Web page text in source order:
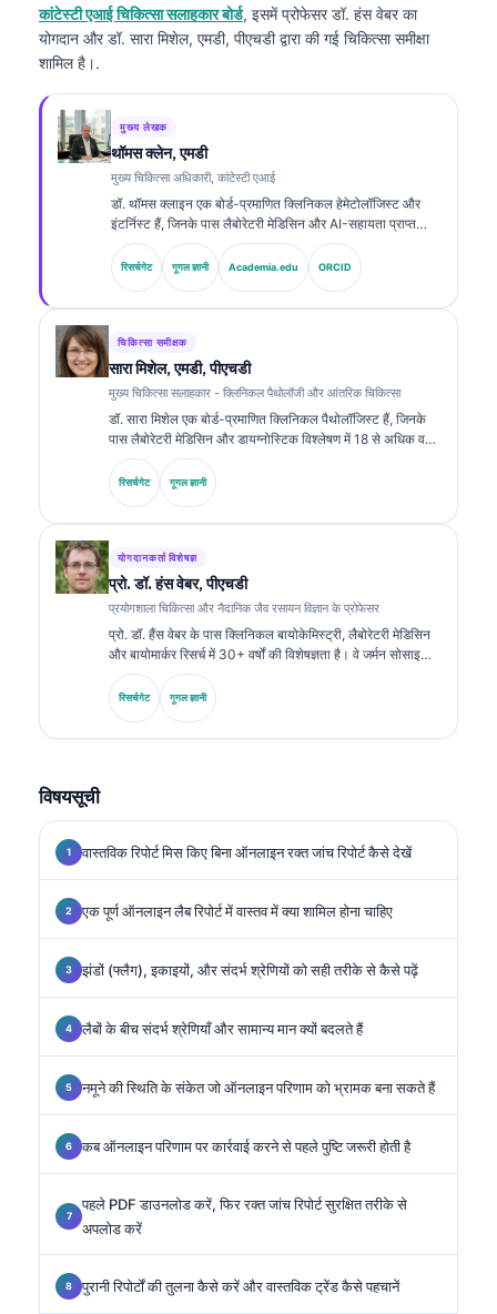
कांटेस्टी एआई चिकित्सा सलाहकार बोर्ड, इसमें प्रोफेसर डॉ. हंस वेबर का
योगदान और डॉ. सारा मिशेल, एमडी, पीएचडी द्वारा की गई चिकित्सा समीक्षा
शामिल है।.
मुख्य लेखक
थॉमस क्लेन, एमडी
मुख्य चिकित्सा अधिकारी, कांटेस्टी एआई
डॉ. थॉमस क्लाइन एक बोर्ड-प्रमाणित क्लिनिकल हेमेटोलॉजिस्ट और
इंटर्निस्ट हैं, जिनके पास लैबोरेटरी मेडिसिन और AI-सहायता प्राप्त
क्लिनिकल विश्लेषण में 15 से अधिक वर्षों का अनुभव है। Kantesti AI
में मुख्य चिकित्सा अधिकारी के रूप में, वे स्वामित्व वाले न्यूरल नेटवर्क की
चिकित्सा सटीकता पर क्लिनिकल पर्यवेक्षण प्रदान करते हैं। डॉ. क्लाइन
रिसर्चगेट गूगल ज्ञानी Academia.edu ORCID
चिकित्सा समीक्षक
सारा मिशेल, एमडी, पीएचडी
मुख्य चिकित्सा सलाहकार - क्लिनिकल पैथोलॉजी और आंतरिक चिकित्सा
डॉ. सारा मिशेल एक बोर्ड-प्रमाणित क्लिनिकल पैथोलॉजिस्ट हैं, जिनके
पास लैबोरेटरी मेडिसिन और डायग्नोस्टिक विश्लेषण में 18 से अधिक वर्षों
का अनुभव है। उनके पास क्लिनिकल केमिस्ट्री में विशेष प्रमाणपत्र हैं
और उन्होंने क्लिनिकल प्रैक्टिस में बायोमार्कर पैनल तथा लैबोरेटरी
विश्लेषण पर व्यापक रूप से प्रकाशन किया है।.
रिसर्चगेट गूगल ज्ञानी
योगदानकर्ता विशेषज्ञ
प्रो. डॉ. हंस वेबर, पीएचडी
प्रयोगशाला चिकित्सा और नैदानिक जैव रसायन विज्ञान के प्रोफेसर
प्रो. डॉ. हैंस वेबर के पास क्लिनिकल बायोकेमिस्ट्री, लैबोरेटरी मेडिसिन
और बायोमार्कर रिसर्च में 30+ वर्षों की विशेषज्ञता है। वे जर्मन सोसाइटी
फॉर क्लिनिकल केमिस्ट्री के पूर्व अध्यक्ष रहे हैं। वे डायग्नोस्टिक पैनल
विश्लेषण, बायोमार्कर मानकीकरण और एआई-सहायता प्राप्त लैबोरेटरी
मेडिसिन में विशेषज्ञता रखते हैं।.
रिसर्चगेट गूगल ज्ञानी
विषयसूची
वास्तविक रिपोर्ट मिस किए बिना ऑनलाइन रक्त जांच रिपोर्ट कैसे देखें
एक पूर्ण ऑनलाइन लैब रिपोर्ट में वास्तव में क्या शामिल होना चाहिए
झंडों (फ्लैग), इकाइयों, और संदर्भ श्रेणियों को सही तरीके से कैसे पढ़ें
लैबों के बीच संदर्भ श्रेणियाँ और सामान्य मान क्यों बदलते हैं
नमूने की स्थिति के संकेत जो ऑनलाइन परिणाम को भ्रामक बना सकते हैं
कब ऑनलाइन परिणाम पर कार्रवाई करने से पहले पुष्टि जरूरी होती है
पहले PDF डाउनलोड करें, फिर रक्त जांच रिपोर्ट सुरक्षित तरीके से
अपलोड करें
पुरानी रिपोर्टों की तुलना कैसे करें और वास्तविक ट्रेंड कैसे पहचानें